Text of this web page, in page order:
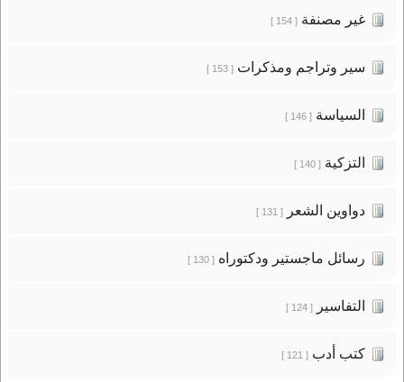
غير مصنفة[ 154 ]
سير وتراجم ومذكرات[ 153 ]
السياسة[ 146 ]
التزكية[ 140 ]
دواوين الشعر[ 131 ]
رسائل ماجستير ودكتوراه[ 130 ]
التفاسير[ 124 ]
كتب أدب[ 121 ]